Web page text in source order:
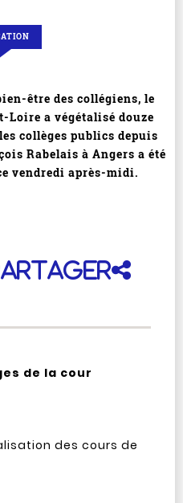
être des collégiens, le
Loire a végétalisé douze
collèges publics depuis
Rabelais à Angers a été
vendredi après-midi.
de la cour
des cours de